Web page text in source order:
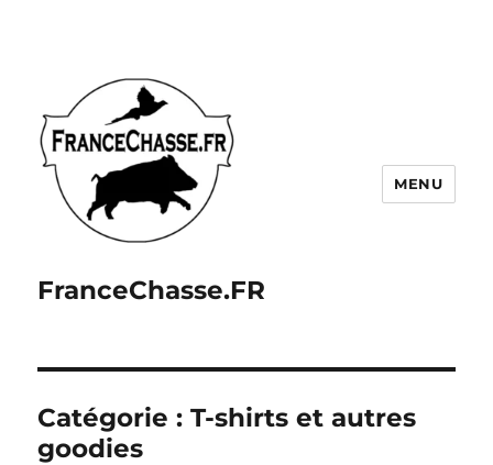
FranceChasse.FR
MENU
Catégorie :T-shirts et autres
goodies